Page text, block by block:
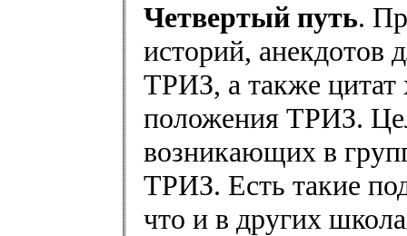
Четвертый путь.
историй, анекдотов
ТРИЗ, а также
положения ТРИЗ.
возникающих в
ТРИЗ. Есть такие
что и в других